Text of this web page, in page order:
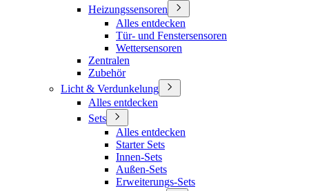
Heizungssensoren
Alles entdecken
Tür- und Fenstersensoren
Wettersensoren
Zentralen
Zubehör
Licht & Verdunkelung
Alles entdecken
Sets
Alles entdecken
Starter Sets
Innen-Sets
Außen-Sets
Erweiterungs-Sets